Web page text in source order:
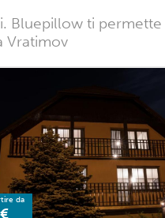
Bluepillow ti permette
Vratimov
da